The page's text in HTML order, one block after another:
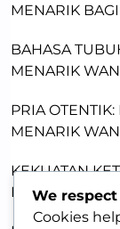
MENARIK
BAHASA
MENARIK
PRIA
MENARIK
KEKUATAN
DAYA TARIK
We
Cookies